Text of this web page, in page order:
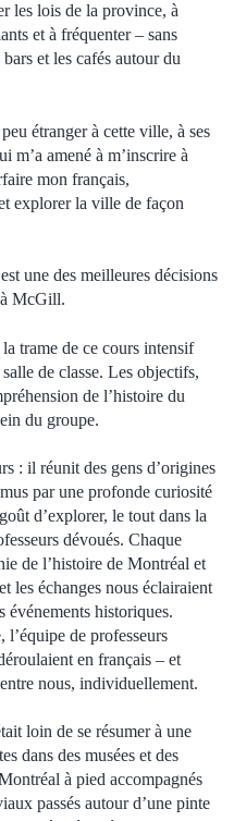
les lois de la province, à
et à fréquenter – sans
et les cafés autour du
étranger à cette ville, à ses
m’a amené à m’inscrire à
mon français,
explorer la ville de façon
une des meilleures décisions
à McGill.
trame de ce cours intensif
de classe. Les objectifs,
de l’histoire du
du groupe.
: il réunit des gens d’origines
par une profonde curiosité
d’explorer, le tout dans la
dévoués. Chaque
de l’histoire de Montréal et
les échanges nous éclairaient
événements historiques.
l’équipe de professeurs
en français – et
nous, individuellement.
loin de se résumer à une
dans des musées et des
à pied accompagnés
passés autour d’une pinte